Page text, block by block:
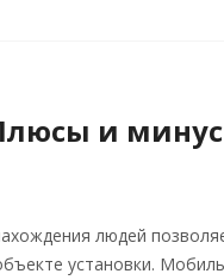
и
людей
установки.